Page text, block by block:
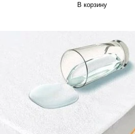
В корзину